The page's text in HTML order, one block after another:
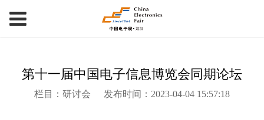
第十一届中国电子信息博览会同期论坛
栏目：研讨会 发布时间：2023-04-04 15:57:18